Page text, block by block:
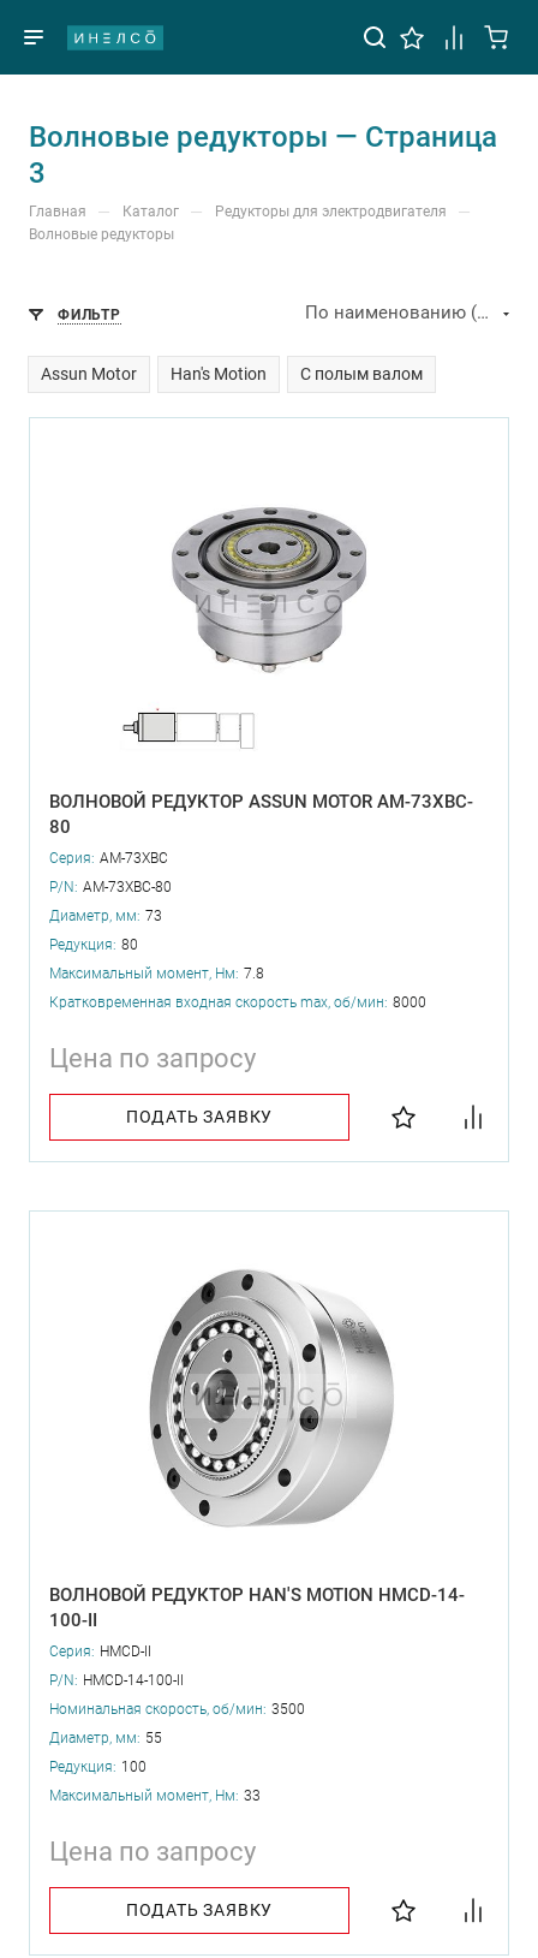
Волновые редукторы — Страница
3
Главная — Каталог — Редукторы для электродвигателя —
Волновые редукторы
ФИЛЬТР По наименованию (А-Я)
Assun Motor Han's Motion С полым валом
ВОЛНОВОЙ РЕДУКТОР ASSUN MOTOR AM-73XBC-
80
Серия: AM-73XBC
P/N: AM-73XBC-80
Диаметр, мм: 73
Редукция: 80
Максимальный момент, Нм: 7.8
Кратковременная входная скорость max, об/мин: 8000
Цена по запросу
ПОДАТЬ ЗАЯВКУ
ВОЛНОВОЙ РЕДУКТОР HAN'S MOTION HMCD-14-
100-II
Серия: HMCD-II
P/N: HMCD-14-100-II
Номинальная скорость, об/мин: 3500
Диаметр, мм: 55
Редукция: 100
Максимальный момент, Нм: 33
Цена по запросу
ПОДАТЬ ЗАЯВКУ